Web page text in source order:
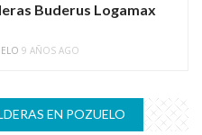
Buderus Logamax
9 AÑOS AGO
EN POZUELO